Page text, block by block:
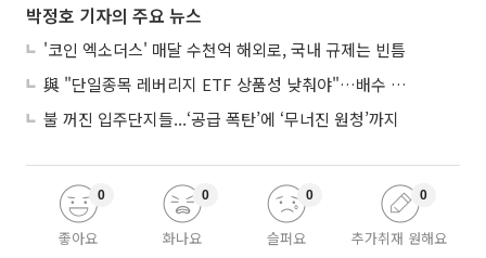
박정호 기자의 주요 뉴스
'코인 엑소더스' 매달 수천억 해외로, 국내 규제는 빈틈
與 "단일종목 레버리지 ETF 상품성 낮춰야"…배수 조정안도 거론
불 꺼진 입주단지들...‘공급 폭탄’에 ‘무너진 원청’까지
좋아요
0
화나요
0
슬퍼요
0
추가취재 원해요
0